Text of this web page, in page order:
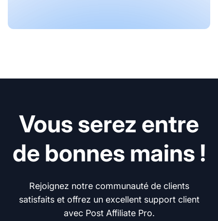
Vous serez entre
de bonnes mains !
Rejoignez notre communauté de clients
satisfaits et offrez un excellent support client
avec Post Affiliate Pro.